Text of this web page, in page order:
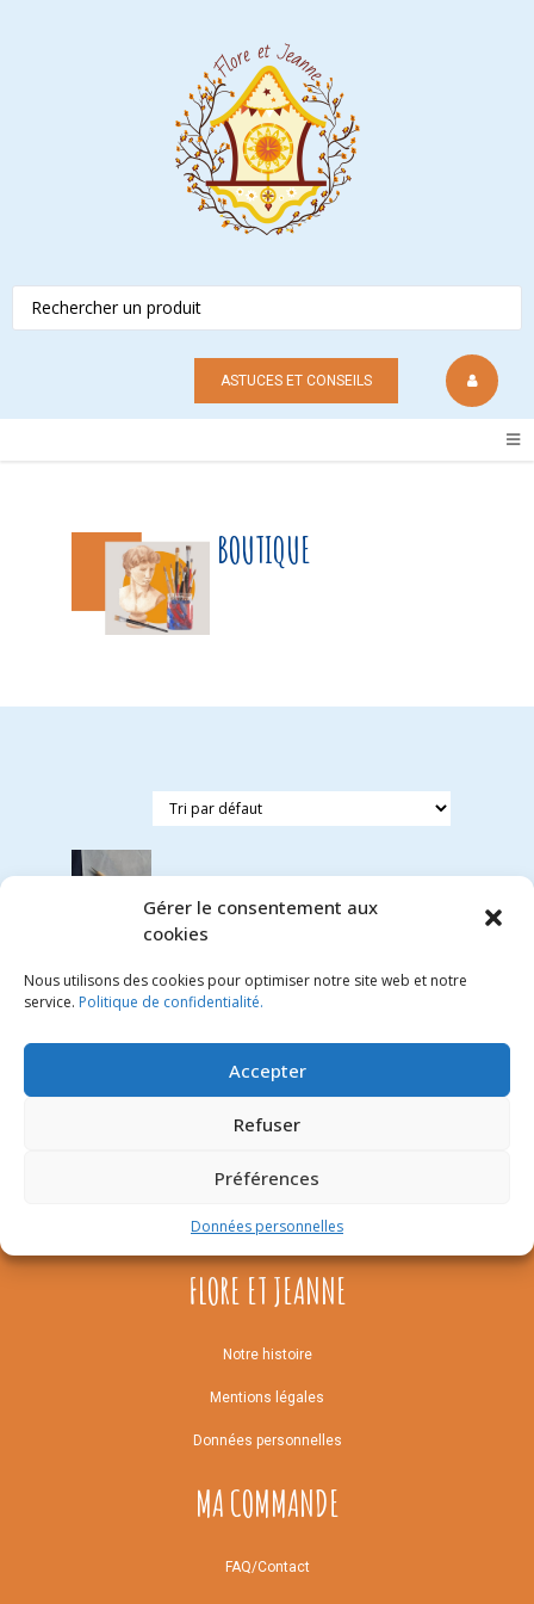
Gérer le consentement aux
cookies
Nous utilisons des cookies pour optimiser notre site web et notre
service. Politique de confidentialité.
Accepter
Refuser
Préférences
Données personnelles
ASTUCES ET CONSEILS
BOUTIQUE
pour
carbone
blanc
FLORE ET JEANNE
Notre histoire
Mentions légales
Données personnelles
MA COMMANDE
FAQ/Contact